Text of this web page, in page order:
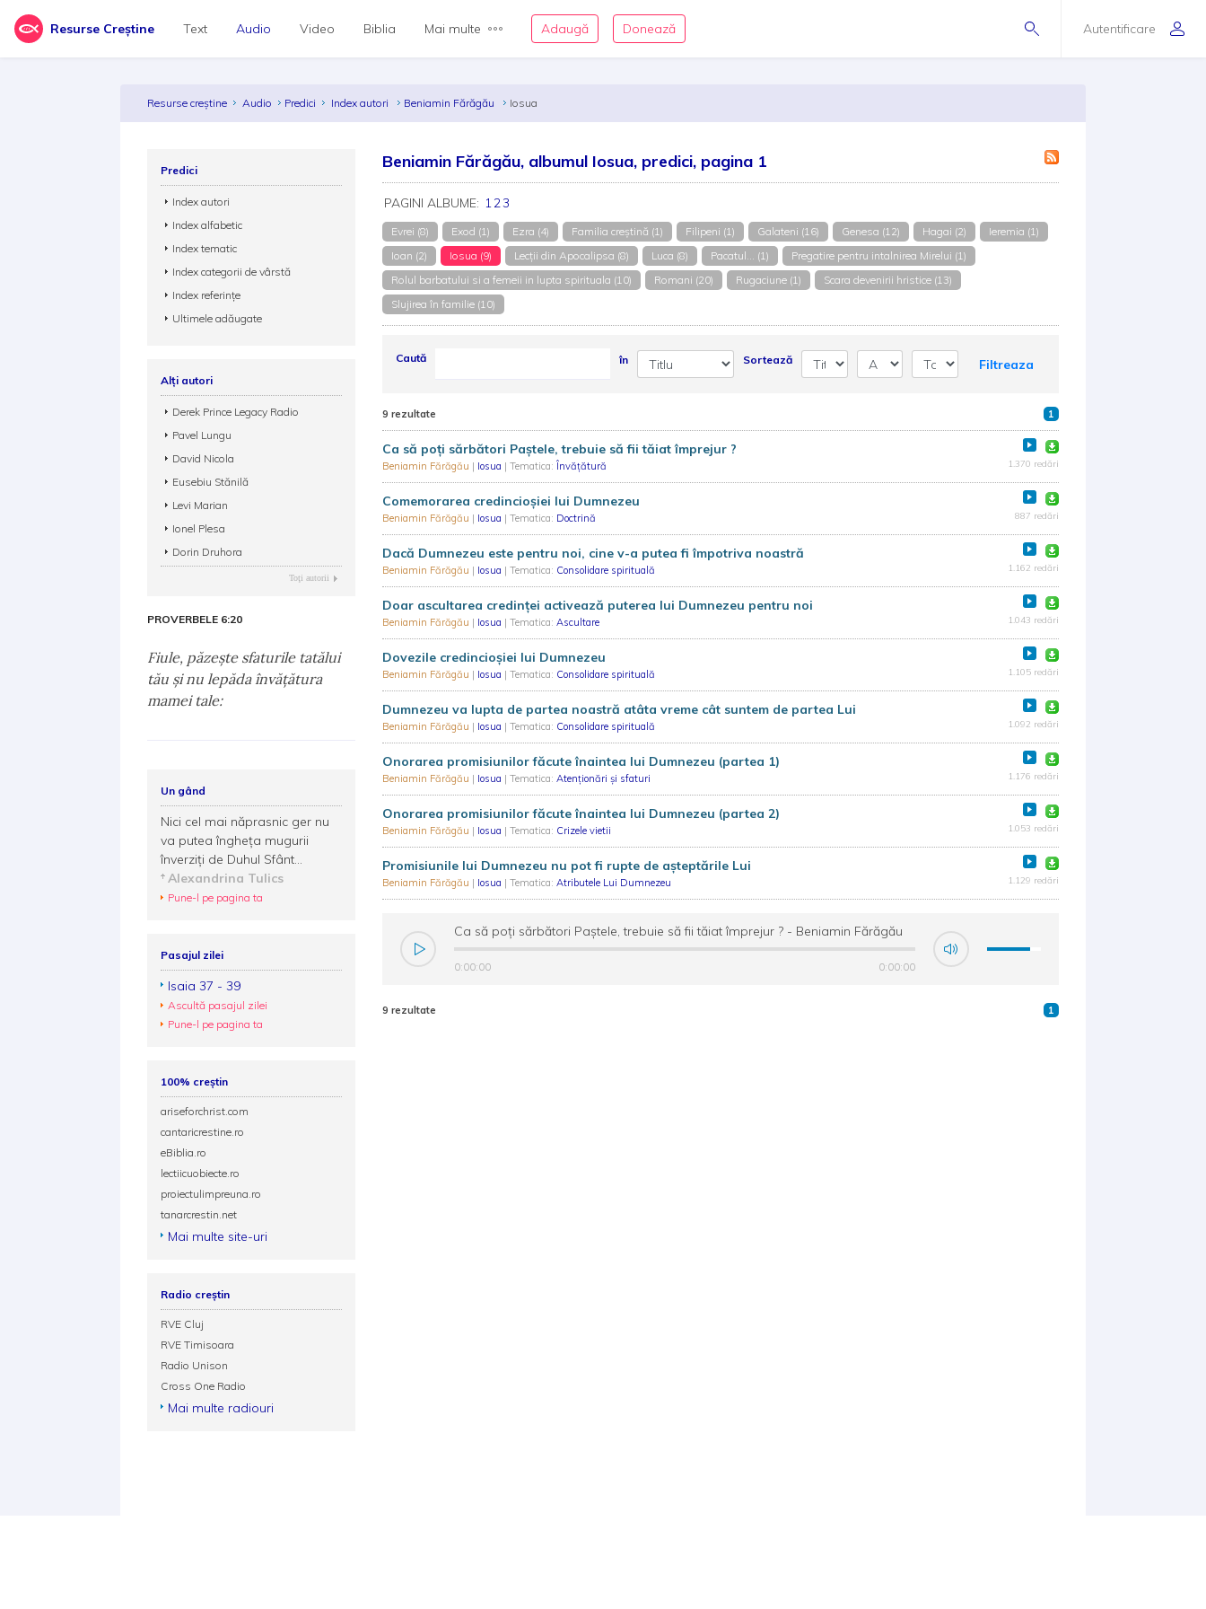
Resurse Creștine Autentificare
Text Audio Video Biblia Mai multe Adaugă Donează
Resurse creștine Audio Predici Index autori Beniamin Fărăgău Iosua
Beniamin Fărăgău, albumul Iosua, predici, pagina 1
PAGINI ALBUME: 123
Evrei (8) Exod (1) Ezra (4) Familia creștină (1) Filipeni (1) Galateni (16) Genesa (12) Hagai (2)
Ieremia (1)
Ioan (2)
Iosua (9) Lecții din Apocalipsa (8) Luca (8) Pacatul... (1)
Pregatire pentru intalnirea Mirelui (1)
Rolul barbatului si a femeii in lupta spirituala (10)
Romani (20) Rugaciune (1)
Scara devenirii hristice (13)
Slujirea în familie (10)
Caută în Sortează Filtreaza
9 rezultate 1
Ca să poți sărbători Paștele, trebuie să fii tăiat împrejur ?
Beniamin Fărăgău | Iosua | Tematica: Învățătură 1.370 redări
Comemorarea credincioșiei lui Dumnezeu
Beniamin Fărăgău | Iosua | Tematica: Doctrină 887 redări
Dacă Dumnezeu este pentru noi, cine v-a putea fi împotriva noastră
Beniamin Fărăgău | Iosua | Tematica: Consolidare spirituală 1.162 redări
Doar ascultarea credinței activează puterea lui Dumnezeu pentru noi
Beniamin Fărăgău | Iosua | Tematica: Ascultare 1.043 redări
Dovezile credincioșiei lui Dumnezeu
Beniamin Fărăgău | Iosua | Tematica: Consolidare spirituală 1.105 redări
Dumnezeu va lupta de partea noastră atâta vreme cât suntem de partea Lui
Beniamin Fărăgău | Iosua | Tematica: Consolidare spirituală 1.092 redări
Onorarea promisiunilor făcute înaintea lui Dumnezeu (partea 1)
Beniamin Fărăgău | Iosua | Tematica: Atenționări și sfaturi 1.176 redări
Onorarea promisiunilor făcute înaintea lui Dumnezeu (partea 2)
Beniamin Fărăgău | Iosua | Tematica: Crizele vietii 1.053 redări
Promisiunile lui Dumnezeu nu pot fi rupte de așteptările Lui
Beniamin Fărăgău | Iosua | Tematica: Atributele Lui Dumnezeu 1.129 redări
Ca să poți sărbători Paștele, trebuie să fii tăiat împrejur ? - Beniamin Fărăgău
0:00:00 0:00:00
9 rezultate 1
Predici
Index autori
Index alfabetic
Index tematic
Index categorii de vârstă
Index referințe
Ultimele adăugate
Alți autori
Derek Prince Legacy Radio
Pavel Lungu
David Nicola
Eusebiu Stănilă
Levi Marian
Ionel Plesa
Dorin Druhora
Toţi autorii
PROVERBELE 6:20
Fiule, păzeşte sfaturile tatălui
tău şi nu lepăda învăţătura
mamei tale:
Un gând
Nici cel mai năprasnic ger nu
va putea îngheța mugurii
înverziți de Duhul Sfânt...
Alexandrina Tulics
Pune-l pe pagina ta
Pasajul zilei
Isaia 37 - 39
Ascultă pasajul zilei
Pune-l pe pagina ta
100% creștin
ariseforchrist.com
cantaricrestine.ro
eBiblia.ro
lectiicuobiecte.ro
proiectulimpreuna.ro
tanarcrestin.net
Mai multe site-uri
Radio creștin
RVE Cluj
RVE Timisoara
Radio Unison
Cross One Radio
Mai multe radiouri